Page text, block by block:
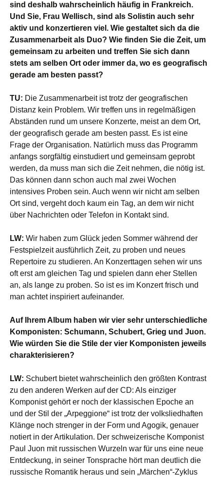
sind deshalb wahrscheinlich häufig in Frankreich.
Und Sie, Frau Wellisch, sind als Solistin auch sehr
aktiv und konzertieren viel. Wie gestaltet sich da die
Zusammenarbeit als Duo? Wie finden Sie die Zeit, um
gemeinsam zu arbeiten und treffen Sie sich dann
stets am selben Ort oder immer da, wo es geografisch
gerade am besten passt?
TU: Die Zusammenarbeit ist trotz der geografischen
Distanz kein Problem. Wir treffen uns in regelmäßigen
Abständen rund um unsere Konzerte, meist an dem Ort,
der geografisch gerade am besten passt. Es ist eine
Frage der Organisation. Natürlich muss das Programm
anfangs sorgfältig einstudiert und gemeinsam geprobt
werden, da muss man sich die Zeit nehmen, die nötig ist.
Das können dann schon auch mal zwei Wochen
intensives Proben sein. Auch wenn wir nicht am selben
Ort sind, vergeht doch kaum ein Tag, an dem wir nicht
über Nachrichten oder Telefon in Kontakt sind.
LW: Wir haben zum Glück jeden Sommer während der
Festspielzeit ausführlich Zeit, zu proben und neues
Repertoire zu studieren. An Konzerttagen sehen wir uns
oft erst am gleichen Tag und spielen dann eher Stellen
an, als lange zu proben. So ist es im Konzert frisch und
man achtet inspiriert aufeinander.
Auf Ihrem Album haben wir vier sehr unterschiedliche
Komponisten: Schumann, Schubert, Grieg und Juon.
Wie würden Sie die Stile der vier Komponisten jeweils
charakterisieren?
LW: Schubert bietet wahrscheinlich den größten Kontrast
zu den anderen Werken auf der CD: Als einziger
Komponist gehört er noch der klassischen Epoche an
und der Stil der „Arpeggione“ ist trotz der volksliedhaften
Klänge noch strenger in der Form und Agogik, genauer
notiert in der Artikulation. Der schweizerische Komponist
Paul Juon mit russischen Wurzeln war für uns eine neue
Entdeckung, in seiner Tonsprache hört man deutlich die
russische Romantik heraus und sein „Märchen“-Zyklus